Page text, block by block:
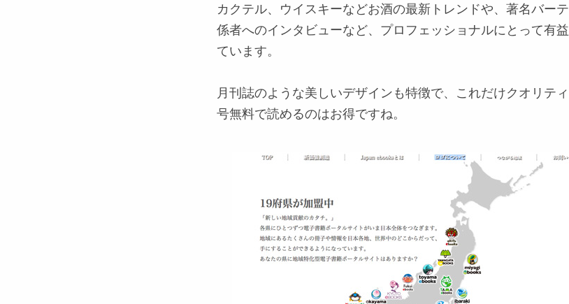
カクテル、ウイスキーなどお酒の最新トレンドや、著名バー
係者へのインタビューなど、プロフェッショナルにとって有
ています。
月刊誌のような美しいデザインも特徴で、これだけクオリテ
号無料で読めるのはお得ですね。